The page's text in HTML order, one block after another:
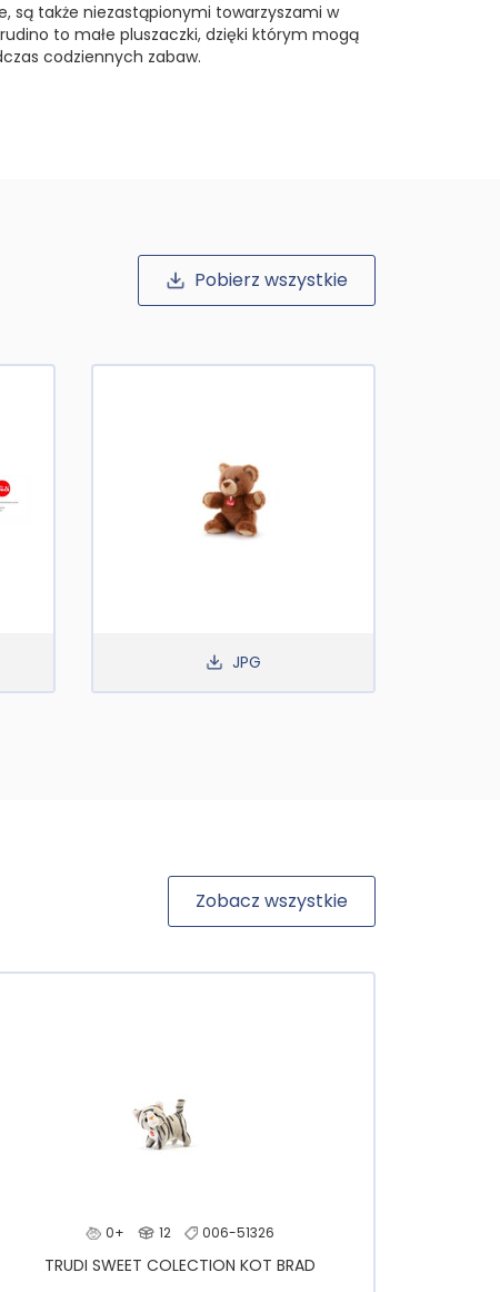
są także niezastąpionymi towarzyszami w
to małe pluszaczki, dzięki którym mogą
codziennych zabaw.
Pobierz wszystkie
JPG
Zobacz wszystkie
0+ 12 006-51326
TRUDI SWEET COLECTION KOT BRAD